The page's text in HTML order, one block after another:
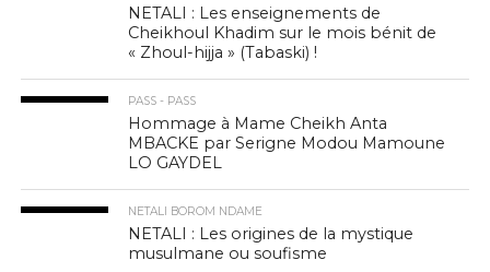
NETALI : Les enseignements de
Cheikhoul Khadim sur le mois bénit de
« Zhoul-hijja » (Tabaski) !
PASS - PASS
Hommage à Mame Cheikh Anta
MBACKE par Serigne Modou Mamoune
LO GAYDEL
NETALI BOROM NDAME
NETALI : Les origines de la mystique
musulmane ou soufisme